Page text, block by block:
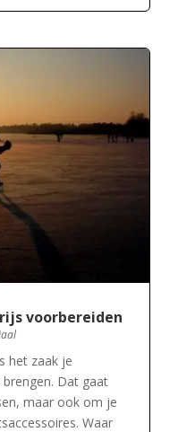
voorbereiden
het zaak je
Dat gaat
maar ook om je
Waar